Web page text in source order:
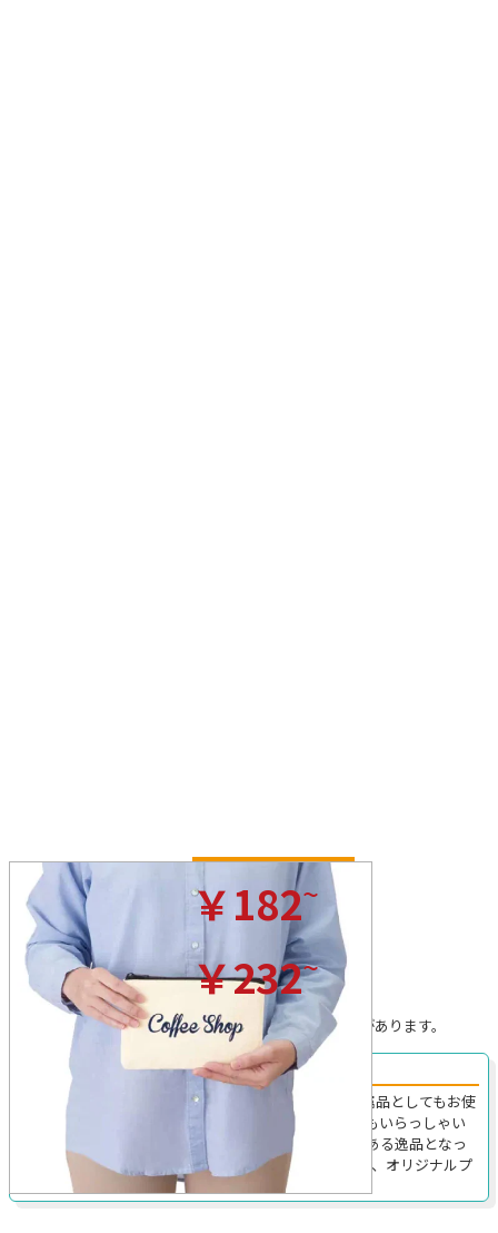
ナチュラル
￥182~
(税込)/枚
カラー
￥232~
(税込)/枚
※プリントを行わない場合の税込価格です。
※無地の場合、ロット割れ手数料がかかることがあります。
販促宣伝等に使用可能！プリントで自由な活用を実現
TR-0822｜手軽にバッグインが出来るため、物販の付属品としてもお使
い頂けます。フラットタイプは収納力に疑問を持つ方もいらっしゃい
ますが、本品はそうした不安を感じさせない広がりがある逸品となっ
ております。ご用意しておりますカラー展開は3色あり、オリジナルプ
リントもアクセントが効く位置に出来ます。